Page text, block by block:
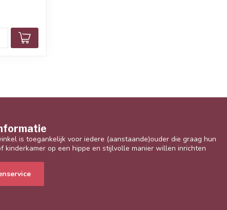
is toegankelijk voor iedere (aanstaande)ouder die graag hun
kinderkamer op een hippe en stijlvolle manier willen inrichten